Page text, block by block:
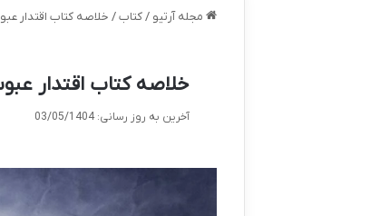
مجله آرتیو / کتاب / خلاصه کتاب اقتدار
خلاصه کتاب اقتدار
آخرین به روز رسانی: 03/05/1404